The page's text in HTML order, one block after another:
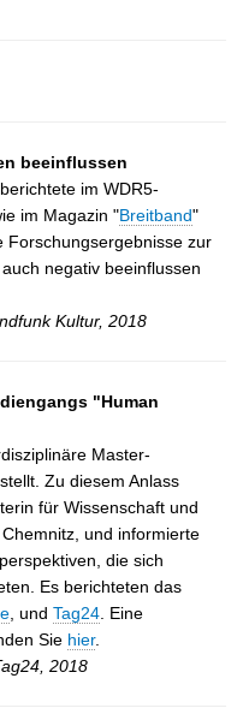
beeinflussen
im WDR5-
im Magazin "Breitband"
Forschungsergebnisse zur
negativ beeinflussen
Kultur, 2018
"Human
Master-
Zu diesem Anlass
für Wissenschaft und
und informierte
die sich
Es berichteten das
, und Tag24. Eine
Sie hier.
2018